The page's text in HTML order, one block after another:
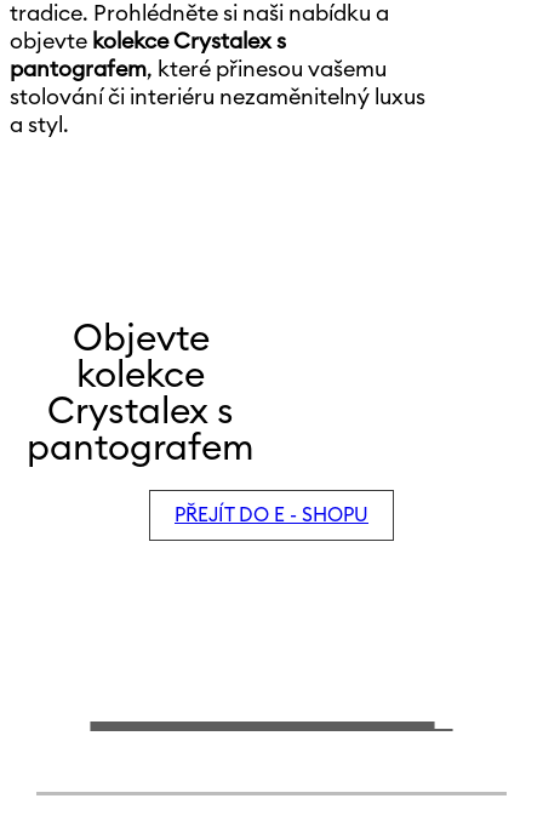
tradice. Prohlédněte si naši nabídku a
objevte kolekce Crystalex s
pantografem, které přinesou vašemu
stolování či interiéru nezaměnitelný luxus
a styl.
Objevte
kolekce
Crystalex s
pantografem
PŘEJÍT DO E - SHOPU